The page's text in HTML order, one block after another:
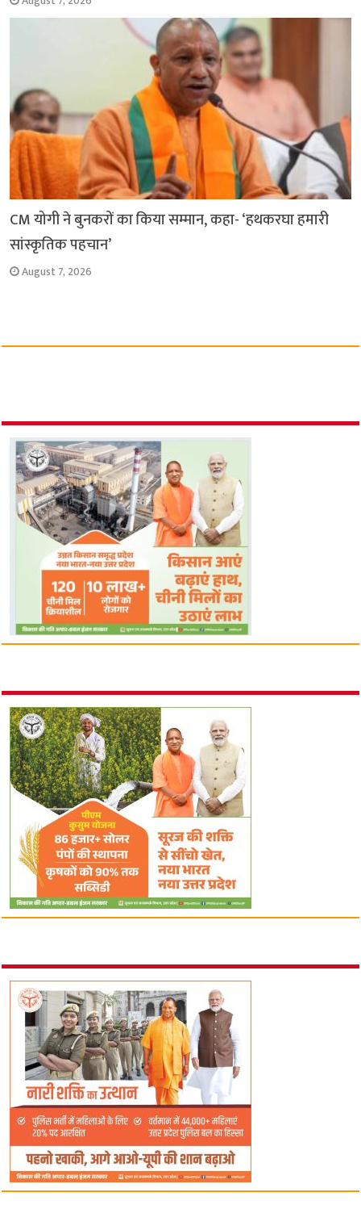
CM योगी ने बुनकरों का किया सम्मान, कहा- ‘हथकरघा हमारी
सांस्कृतिक पहचान’
August 7, 2026